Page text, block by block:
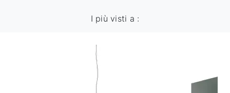
I più visti a :